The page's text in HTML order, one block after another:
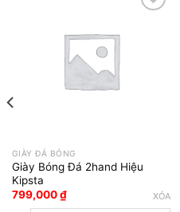
Add to wishlist
GIÀY ĐÁ BÓNG
Giày Bóng Đá 2hand Hiệu
Kipsta
799,000₫ XÓA